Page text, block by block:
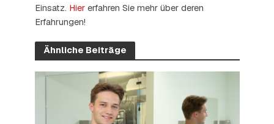
Einsatz. Hier erfahren Sie mehr über deren
Erfahrungen!
Ähnliche Beiträge